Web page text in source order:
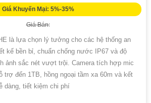
Giá Khuyến Mại: 5%-35%
Giá Bán:
là lựa chọn lý tưởng cho các hệ thống an
kế bền bỉ, chuẩn chống nước IP67 và độ
ảnh sắc nét vượt trội. Camera tích hợp mic
trợ đến 1TB, hồng ngoại tầm xa 60m và kết
dàng, tiết kiệm chi phí